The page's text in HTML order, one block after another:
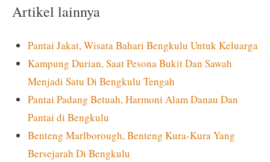
Artikel lainnya
Pantai Jakat, Wisata Bahari Bengkulu Untuk Keluarga
Kampung Durian, Saat Pesona Bukit Dan Sawah
Menjadi Satu Di Bengkulu Tengah
Pantai Padang Betuah, Harmoni Alam Danau Dan
Pantai di Bengkulu
Benteng Marlborough, Benteng Kura-Kura Yang
Bersejarah Di Bengkulu